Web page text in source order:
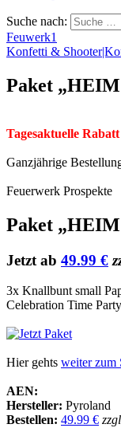
Suche nach:
Feuwerk1
Konfetti &
Paket
Tagesaktuelle
Ganzjährige
Feuerwerk Prospekte
Paket
Jetzt ab 49.99 €
3x Knallbunt small
Celebration Time
Hier gehts weiter zum
AEN:
Hersteller: Pyroland
Bestellen: 49.99 €